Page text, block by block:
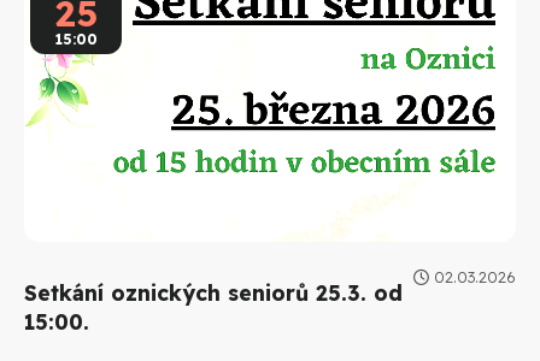
25
15:00
02.03.2026
Setkání oznických seniorů 25.3. od
15:00.